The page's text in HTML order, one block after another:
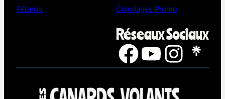
Pétaroo
Coloriages Promo
Réseaux Sociaux